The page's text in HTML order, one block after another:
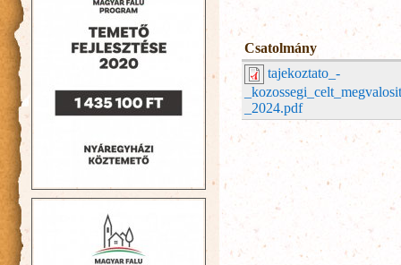
Csatolmány
tajekoztato_-
_2024.pdf